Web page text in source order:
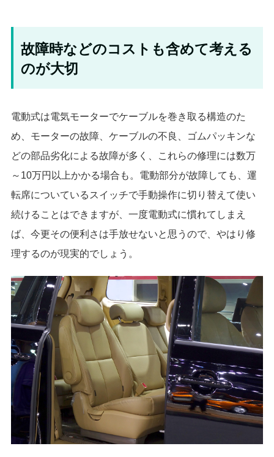
故障時などのコストも含めて考える
のが大切
電動式は電気モーターでケーブルを巻き取る構造のた
め、モーターの故障、ケーブルの不良、ゴムパッキンな
どの部品劣化による故障が多く、これらの修理には数万
～10万円以上かかる場合も。電動部分が故障しても、運
転席についているスイッチで手動操作に切り替えて使い
続けることはできますが、一度電動式に慣れてしまえ
ば、今更その便利さは手放せないと思うので、やはり修
理するのが現実的でしょう。